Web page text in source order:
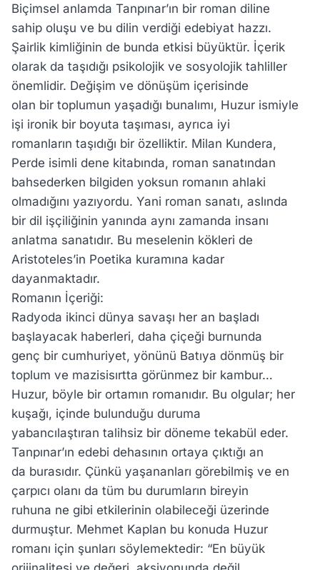
Biçimsel anlamda Tanpınar’ın bir roman diline
sahip oluşu ve bu dilin verdiği edebiyat hazzı.
Şairlik kimliğinin de bunda etkisi büyüktür. İçerik
olarak da taşıdığı psikolojik ve sosyolojik tahliller
önemlidir. Değişim ve dönüşüm içerisinde
olan bir toplumun yaşadığı bunalımı, Huzur ismiyle
işi ironik bir boyuta taşıması, ayrıca iyi
romanların taşıdığı bir özelliktir. Milan Kundera,
Perde isimli dene kitabında, roman sanatından
bahsederken bilgiden yoksun romanın ahlaki
olmadığını yazıyordu. Yani roman sanatı, aslında
bir dil işçiliğinin yanında aynı zamanda insanı
anlatma sanatıdır. Bu meselenin kökleri de
Aristoteles’in Poetika kuramına kadar
dayanmaktadır.
Romanın İçeriği:
Radyoda ikinci dünya savaşı her an başladı
başlayacak haberleri, daha çiçeği burnunda
genç bir cumhuriyet, yönünü Batıya dönmüş bir
toplum ve mazisisırtta görünmez bir kambur…
Huzur, böyle bir ortamın romanıdır. Bu olgular; her
kuşağı, içinde bulunduğu duruma
yabancılaştıran talihsiz bir döneme tekabül eder.
Tanpınar’ın edebi dehasının ortaya çıktığı an
da burasıdır. Çünkü yaşananları görebilmiş ve en
çarpıcı olanı da tüm bu durumların bireyin
ruhuna ne gibi etkilerinin olabileceği üzerinde
durmuştur. Mehmet Kaplan bu konuda Huzur
romanı için şunları söylemektedir: “En büyük